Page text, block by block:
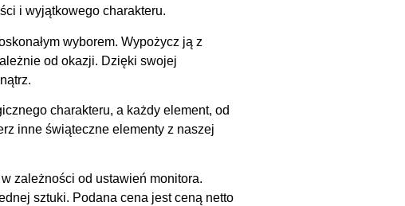
i wyjątkowego charakteru.
wyborem. Wypożycz ją z
od okazji. Dzięki swojej
charakteru, a każdy element, od
inne świąteczne elementy z naszej
zależności od ustawień monitora.
sztuki. Podana cena jest ceną netto